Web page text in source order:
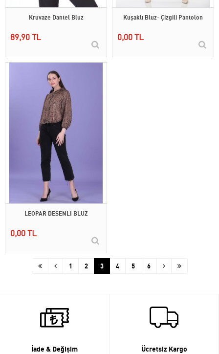
Kruvaze Dantel Bluz
89,90 TL
Kuşaklı Bluz- Çizgili Pantolon
0,00 TL
LEOPAR DESENLİ BLUZ
0,00 TL
1 2 3 4 5 6
İade & Değişim Ücretsiz Kargo